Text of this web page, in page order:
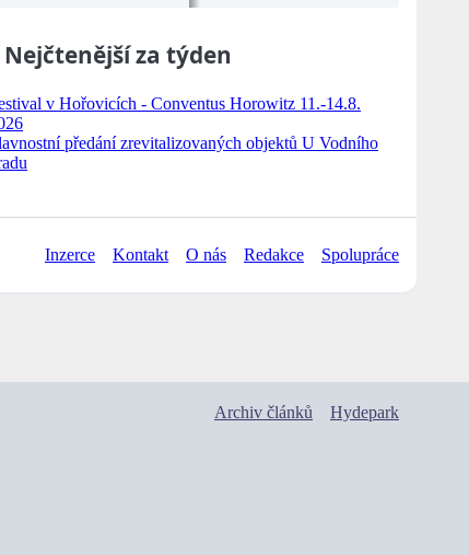
Nejčtenější za týden
v Hořovicích - Conventus Horowitz 11.-14.8.
předání zrevitalizovaných objektů U Vodního
Inzerce Kontakt O nás Redakce Spolupráce
Archiv článků Hydepark